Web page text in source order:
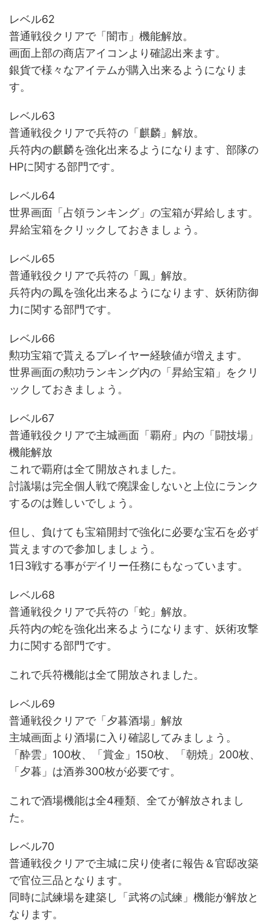
レベル62
普通戦役クリアで「闇市」機能解放。
画面上部の商店アイコンより確認出来ます。
銀貨で様々なアイテムが購入出来るようになりま
す。
レベル63
普通戦役クリアで兵符の「麒麟」解放。
兵符内の麒麟を強化出来るようになります、部隊の
HPに関する部門です。
レベル64
世界画面「占領ランキング」の宝箱が昇給します。
昇給宝箱をクリックしておきましょう。
レベル65
普通戦役クリアで兵符の「鳳」解放。
兵符内の鳳を強化出来るようになります、妖術防御
力に関する部門です。
レベル66
勲功宝箱で貰えるプレイヤー経験値が増えます。
世界画面の勲功ランキング内の「昇給宝箱」をクリ
ックしておきましょう。
レベル67
普通戦役クリアで主城画面「覇府」内の「闘技場」
機能解放
これで覇府は全て開放されました。
討議場は完全個人戦で廃課金しないと上位にランク
するのは難しいでしょう。
但し、負けても宝箱開封で強化に必要な宝石を必ず
貰えますので参加しましょう。
1日3戦する事がデイリー任務にもなっています。
レベル68
普通戦役クリアで兵符の「蛇」解放。
兵符内の蛇を強化出来るようになります、妖術攻撃
力に関する部門です。
これで兵符機能は全て開放されました。
レベル69
普通戦役クリアで「夕暮酒場」解放
主城画面より酒場に入り確認してみましょう。
「酔雲」100枚、「賞金」150枚、「朝焼」200枚、
「夕暮」は酒券300枚が必要です。
これで酒場機能は全4種類、全てが解放されまし
た。
レベル70
普通戦役クリアで主城に戻り使者に報告＆官邸改築
で官位三品となります。
同時に試練場を建築し「武将の試練」機能が解放と
なります。